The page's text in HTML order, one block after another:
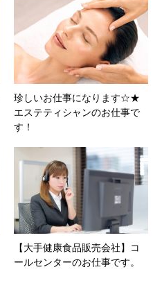
珍しいお仕事になります☆★
エステティシャンのお仕事で
す！
【大手健康食品販売会社】コ
ールセンターのお仕事です。